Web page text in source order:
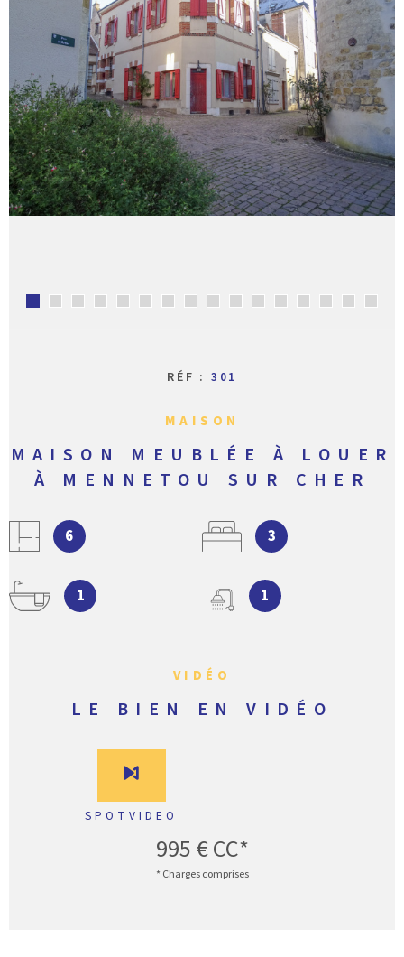
CONTACT
RÉF : 301
MAISON
MAISON MEUBLÉE À LOUER
À MENNETOU SUR CHER
6 3
1 1
VIDÉO
LE BIEN EN VIDÉO
SPOTVIDEO
995 €CC*
* Charges comprises